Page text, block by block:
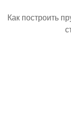
Как построить